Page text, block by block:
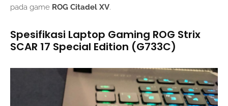
pada game ROG Citadel XV.
Spesifikasi Laptop Gaming ROG Strix
SCAR 17 Special Edition (G733C)